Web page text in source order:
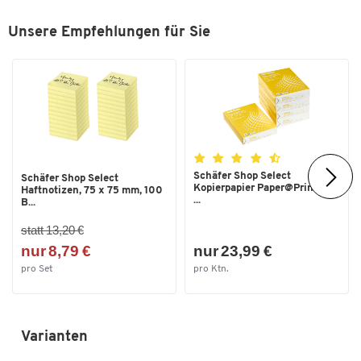
1 Regal mit 2 Fächern
3 Schubladen
Schübe und Tür mit Griff
4 Doppelrollen (2 davon feststellbar)
Unsere Empfehlungen für Sie
Schäfer Shop Select
Haftnotizen, 75 x 75 mm, 100
B...
statt 13,20 €
nur 8,79 €
pro Set
Schäfer Shop Select
Kopierpapier Paper@Print, DIN
...
nur 23,99 €
pro Ktn.
Varianten